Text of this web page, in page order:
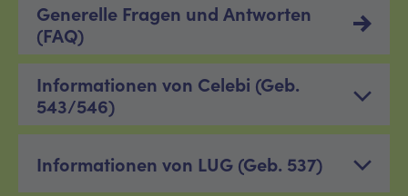
Generelle Fragen und Antworten
(FAQ)
Informationen von Celebi (Geb.
543/546)
Informationen von LUG (Geb. 537)